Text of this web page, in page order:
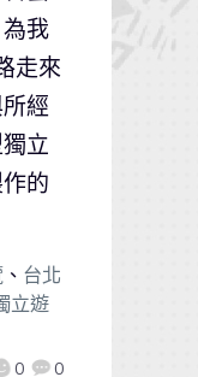
0 0
我
走來
經
立
的
、 台北
立遊